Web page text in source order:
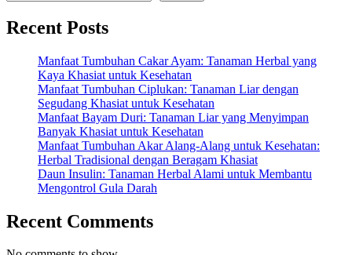
Recent Posts
Manfaat Tumbuhan Cakar Ayam: Tanaman Herbal yang
Kaya Khasiat untuk Kesehatan
Manfaat Tumbuhan Ciplukan: Tanaman Liar dengan
Segudang Khasiat untuk Kesehatan
Manfaat Bayam Duri: Tanaman Liar yang Menyimpan
Banyak Khasiat untuk Kesehatan
Manfaat Tumbuhan Akar Alang-Alang untuk Kesehatan:
Herbal Tradisional dengan Beragam Khasiat
Daun Insulin: Tanaman Herbal Alami untuk Membantu
Mengontrol Gula Darah
Recent Comments